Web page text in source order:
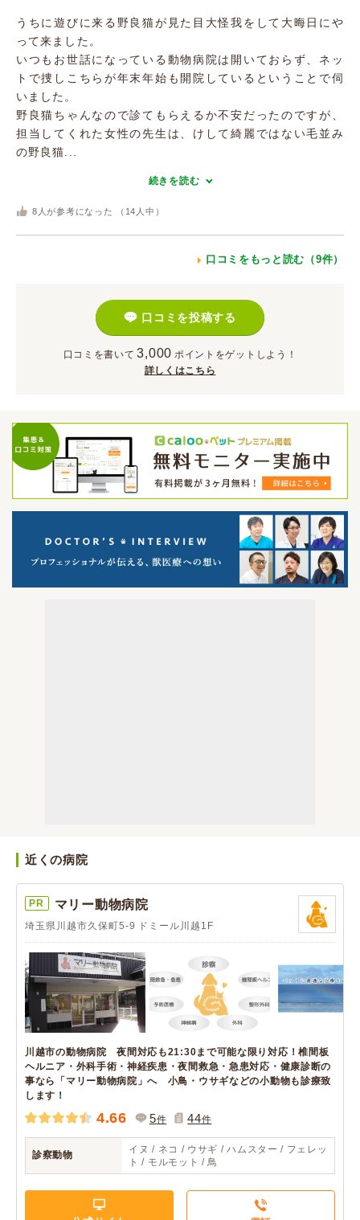
うちに遊びに来る野良猫が見た目大怪我をして大晦日にや
って来ました。
いつもお世話になっている動物病院は開いておらず、ネッ
トで捜しこちらが年末年始も開院しているということで伺
いました。
野良猫ちゃんなので診てもらえるか不安だったのですが、
担当してくれた女性の先生は、けして綺麗ではない毛並み
の野良猫...
続きを読む
8 人が参考になった （ 14 人中）
口コミをもっと読む（9件）
口コミを投稿する
口コミを書いて 3,000 ポイント をゲットしよう！
詳しくはこちら
近くの病院
PR マリー動物病院
埼玉県川越市久保町5-9 ドミール川越1F
川越市の動物病院 夜間対応も21:30まで可能な限り対応！椎間板
ヘルニア・外科手術・神経疾患・夜間救急・急患対応・健康診断の
事なら「マリー動物病院」へ 小鳥・ウサギなどの小動物も診療致
します！
4.66 5件 44件
診察動物
イヌ / ネコ / ウサギ / ハムスター / フェレッ
ト / モルモット / 鳥